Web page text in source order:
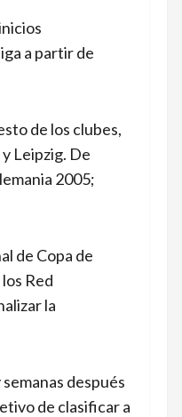
a partir de
de los clubes,
Leipzig. De
2005;
de Copa de
Red
la
después
de clasificar a